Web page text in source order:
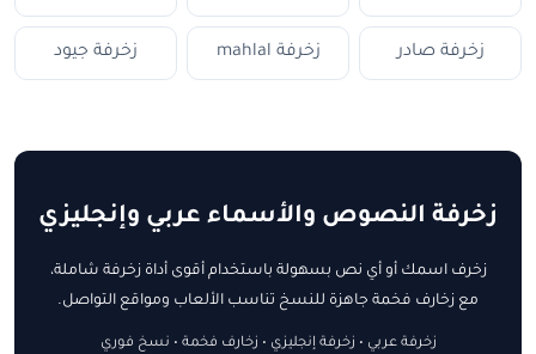
زخرفة صادر زخرفة mahlal زخرفة جيود
زخرفة النصوص والأسماء عربي وإنجليزي
زخرف اسمك أو أي نص بسهولة باستخدام أقوى أداة زخرفة شاملة،
مع زخارف فخمة جاهزة للنسخ تناسب الألعاب ومواقع التواصل.
زخرفة عربي • زخرفة إنجليزي • زخارف فخمة • نسخ فوري